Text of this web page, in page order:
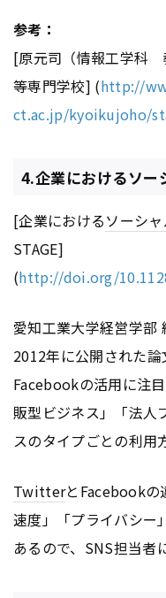
参考：
[原元司（情報工学科
等専門学校] (http://
ct.ac.jp/kyoikujoho/
4.企業におけるソー
[企業におけるソーシ
STAGE]
(http://doi.org/
愛知工業大学経営学部
2012年に公開された
Facebookの活用に注
販型ビジネス」「法人
スのタイプごとの利用
TwitterとFacebookの
速度」「プライバシー
あるので、SNS担当者